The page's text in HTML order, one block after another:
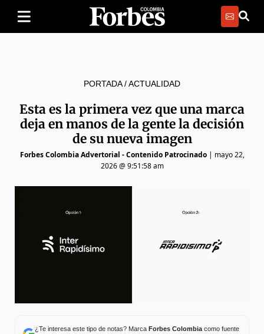
PORTADA/ACTUALIDAD
Esta es la primera vez que una marca
deja en manos de la gente la decisión
de su nueva imagen
Forbes Colombia Advertorial - Contenido Patrocinado| mayo 22,
2026 @ 9:51:58 am
¿Te interesa este tipo de notas? Marca Forbes Colombiacomo fuente